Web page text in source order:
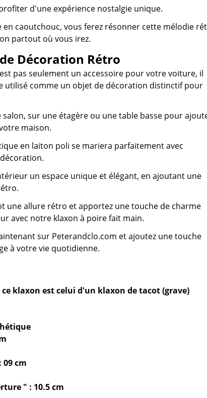
d'une expérience nostalgie unique.
en caoutchouc, vous ferez résonner cette mélodie
partout où vous irez.
Décoration Rétro
pas seulement un accessoire pour votre voiture, il
utilisé comme un objet de décoration distinctif pour
salon, sur une étagère ou une table basse pour
maison.
en laiton poli se mariera parfaitement avec
un espace unique et élégant, en ajoutant une
une allure rétro et apportez une touche de charme
avec notre klaxon à poire fait main.
sur Peterandclo.com et ajoutez une touche
à votre vie quotidienne.
klaxon est celui d'un klaxon de tacot (grave)
cm
" : 10.5 cm